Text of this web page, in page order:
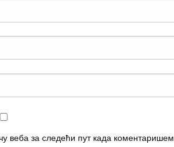
веба за следећи пут када коментаришем.